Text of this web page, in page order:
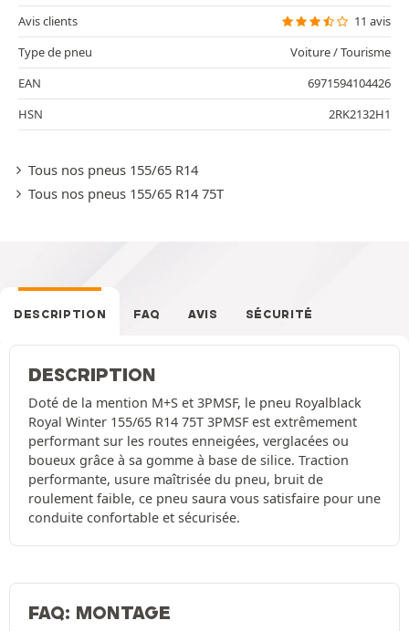
Avis clients
11 avis
Type de pneu
Voiture / Tourisme
EAN
6971594104426
HSN
2RK2132H1
Tous nos pneus 155/65 R14
Tous nos pneus 155/65 R14 75T
DESCRIPTION FAQ AVIS SÉCURITÉ
DESCRIPTION
Doté de la mention M+S et 3PMSF, le pneu Royalblack
Royal Winter 155/65 R14 75T 3PMSF est extrêmement
performant sur les routes enneigées, verglacées ou
boueux grâce à sa gomme à base de silice. Traction
performante, usure maîtrisée du pneu, bruit de
roulement faible, ce pneu saura vous satisfaire pour une
conduite confortable et sécurisée.
FAQ: MONTAGE